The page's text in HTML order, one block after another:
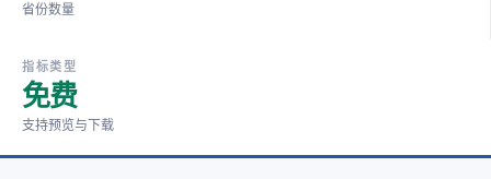
省份数量
指标类型
免费
支持预览与下载